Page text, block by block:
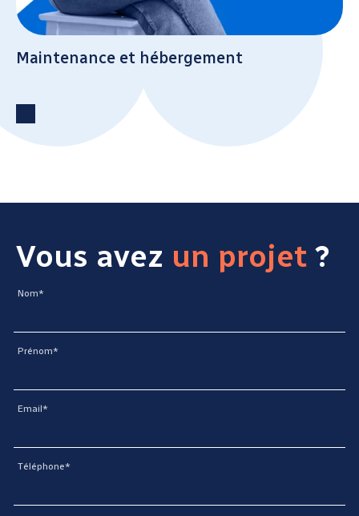
Maintenance et hébergement
Vous avez un projet ?
Nom*
Prénom*
Email*
Téléphone*